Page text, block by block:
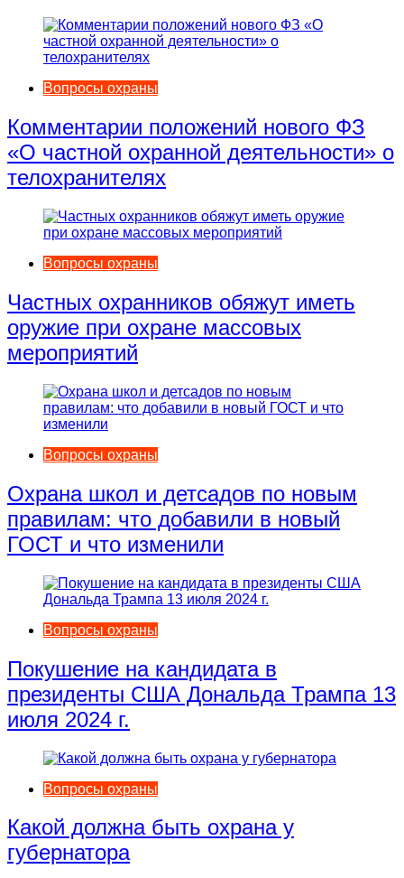
Вопросы охраны
Комментарии положений нового ФЗ
«О частной охранной деятельности» о
телохранителях
Вопросы охраны
Частных охранников обяжут иметь
оружие при охране массовых
мероприятий
Вопросы охраны
Охрана школ и детсадов по новым
правилам: что добавили в новый
ГОСТ и что изменили
Вопросы охраны
Покушение на кандидата в
президенты США Дональда Трампа 13
июля 2024 г.
Вопросы охраны
Какой должна быть охрана у
губернатора